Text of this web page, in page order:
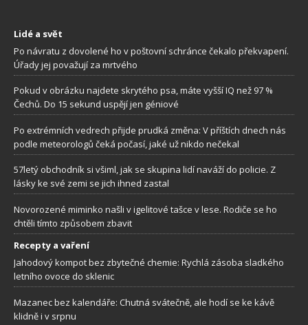
Lidé a svět
Po návratu z dovolené ho v poštovní schránce čekalo překvapení.
Úřady jej považují za mrtvého
Pokud v obrázku najdete skrytého psa, máte vyšší IQ než 97 %
Čechů. Do 15 sekund uspějí jen géniové
Po extrémních vedrech přijde prudká změna: V příštích dnech nás
podle meteorologů čeká počasí, jaké už nikdo nečekal
57letý obchodník si všiml, jak se skupina lidí naváží do policie. Z
lásky ke své zemi se jich ihned zastal
Novorozené miminko našli v igelitové tašce v lese. Rodiče se ho
chtěli tímto způsobem zbavit
Recepty a vaření
Jahodový kompot bez zbytečné chemie: Rychlá zásoba sladkého
letního ovoce do sklenic
Mazanec bez kalendáře: Chutná svátečně, ale hodí se ke kávě
klidně i v srpnu